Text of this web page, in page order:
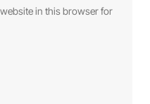
in this browser for